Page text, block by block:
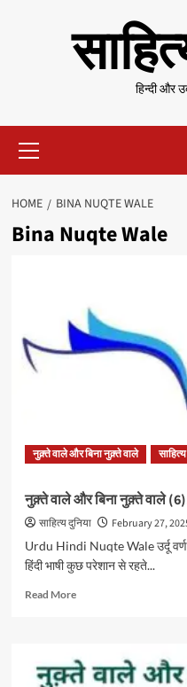
हिन्दी और
Menu
HOME BINA NUQTE WALE
Bina Nuqte Wale
नुक़्ते वाले और बिना नुक़्ते वाले
नुक़्ते वाले और बिना नुक़्ते वाले
साहित्य दुनिया February 27,
Urdu Hindi Nuqte Wale उर्दू
हिंदी भाषी कुछ परेशान से रहते...
Read MoreRead
वाले
और